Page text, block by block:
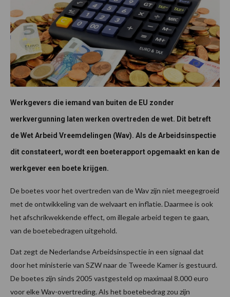
Werkgevers die iemand van buiten de EU zonder
werkvergunning laten werken overtreden de wet. Dit betreft
de Wet Arbeid Vreemdelingen (Wav). Als de Arbeidsinspectie
dit constateert, wordt een boeterapport opgemaakt en kan de
werkgever een boete krijgen.
De boetes voor het overtreden van de Wav zijn niet meegegroeid
met de ontwikkeling van de welvaart en inflatie. Daarmee is ook
het afschrikwekkende effect, om illegale arbeid tegen te gaan,
van de boetebedragen uitgehold.
Dat zegt de Nederlandse Arbeidsinspectie in een signaal dat
door het ministerie van SZW naar de Tweede Kamer is gestuurd.
De boetes zijn sinds 2005 vastgesteld op maximaal 8.000 euro
voor elke Wav-overtreding. Als het boetebedrag zou zijn